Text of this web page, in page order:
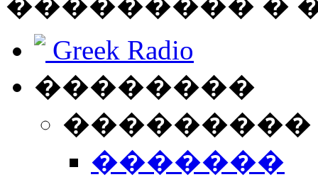
Greek Radio
��������
�������